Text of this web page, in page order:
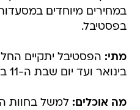
במחירים מיוחדים
בפסטיבל.
מתי:
בינואר ועד יום שבת ה-11 בפברואר.
מה אוכלים: למשל בחוות